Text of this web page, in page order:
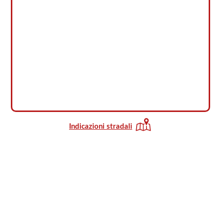
Indicazioni stradali